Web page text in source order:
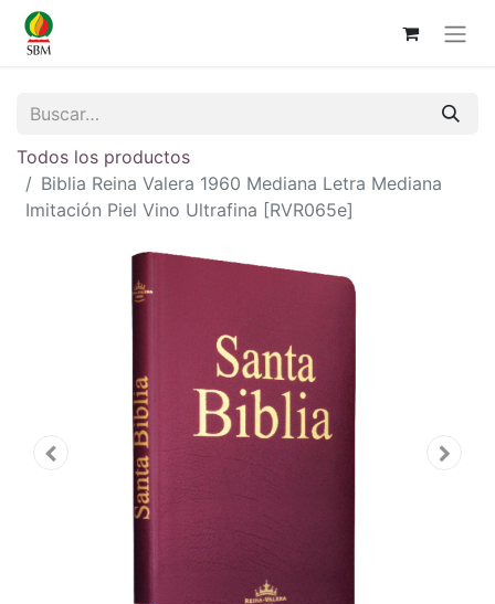
Todos los productos
Biblia Reina Valera 1960 Mediana Letra Mediana
Imitación Piel Vino Ultrafina [RVR065e]